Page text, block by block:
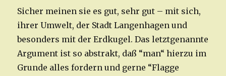
Sicher meinen sie es gut, sehr gut – mit sich,
ihrer Umwelt, der Stadt Langenhagen und
besonders mit der Erdkugel. Das letztgenannte
Argument ist so abstrakt, daß “man“ hierzu im
Grunde alles fordern und gerne “Flagge